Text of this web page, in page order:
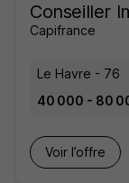
Conseiller
Capifrance
Le Havre - 76
40 000 - 80
Voir l’offre